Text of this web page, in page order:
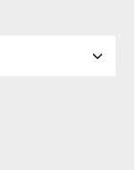
Wert ein